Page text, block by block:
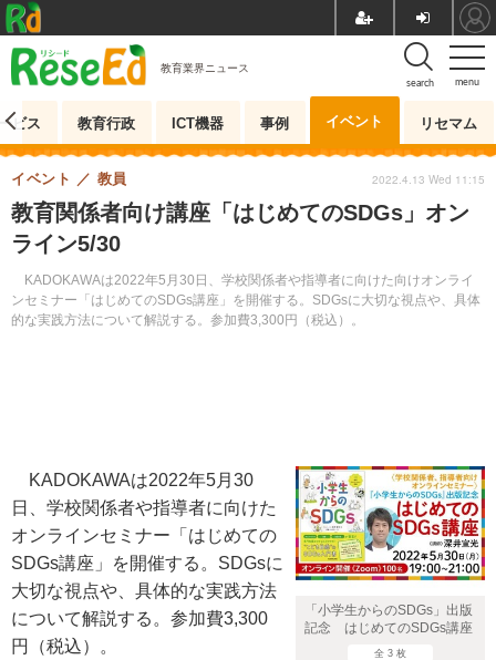
menu
search
教育業界ニュース
ビス 教育行政 ICT機器 事例 イベント リセマム
教育関係者向け講座「はじめてのSDGs」オン
ライン5/30
KADOKAWAは2022年5月30日、学校関係者や指導者に向けた向けオンライ
ンセミナー「はじめてのSDGs講座」を開催する。SDGsに大切な視点や、具体
的な実践方法について解説する。参加費3,300円（税込）。
イベント 教員 2022.4.13 Wed 11:15
「小学生からのSDGs」出版
記念 はじめてのSDGs講座
全 3 枚
KADOKAWAは2022年5月30
日、学校関係者や指導者に向けた
オンラインセミナー「はじめての
SDGs講座」を開催する。SDGsに
大切な視点や、具体的な実践方法
について解説する。参加費3,300
円（税込）。